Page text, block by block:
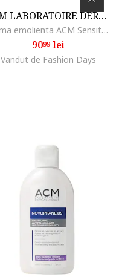
ACM LABORATOIRE DERMATOLOGIQUE
Crema emolienta ACM Sensitelial pentru hidratare intensiva, 500 ml
9099lei
Vandut de Fashion Days